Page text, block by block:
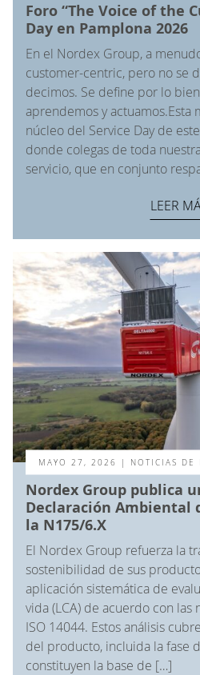
Foro “The Voice of the
Day en Pamplona 2026
En el Nordex Group, a
customer-centric, pero no se
decimos. Se define por lo
aprendemos y actuamos.Esta
núcleo del Service Day de
donde colegas de toda
servicio, que en conjunto
LEER
MAYO 27, 2026 | NOTICIAS DE
Nordex Group publica
Declaración Ambiental
la N175/6.X
El Nordex Group refuerza la
sostenibilidad de sus
aplicación sistemática de
vida (LCA) de acuerdo con las
ISO 14044. Estos análisis
del producto, incluida la fase
constituyen la base de […]